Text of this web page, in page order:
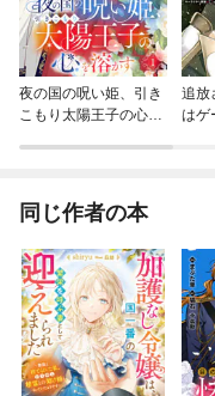
夜の国の呪い姫、引き
こもり太陽王子の心を
追放
はゲ
同じ作者の本